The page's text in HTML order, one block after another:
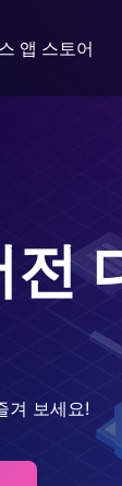
앱 스토어
전
겨 보세요!